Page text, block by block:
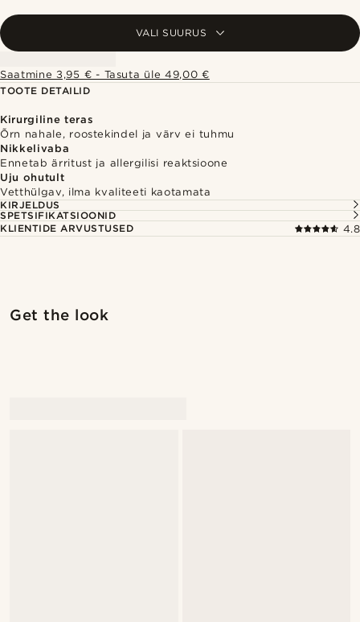
VALI SUURUS
Saatmine 3,95 € - Tasuta üle 49,00 €
TOOTE DETAILID
Kirurgiline teras
Õrn nahale, roostekindel ja värv ei tuhmu
Nikkelivaba
Ennetab ärritust ja allergilisi reaktsioone
Uju ohutult
Vetthülgav, ilma kvaliteeti kaotamata
KIRJELDUS
SPETSIFIKATSIOONID
KLIENTIDE ARVUSTUSED
4.8
Get the look